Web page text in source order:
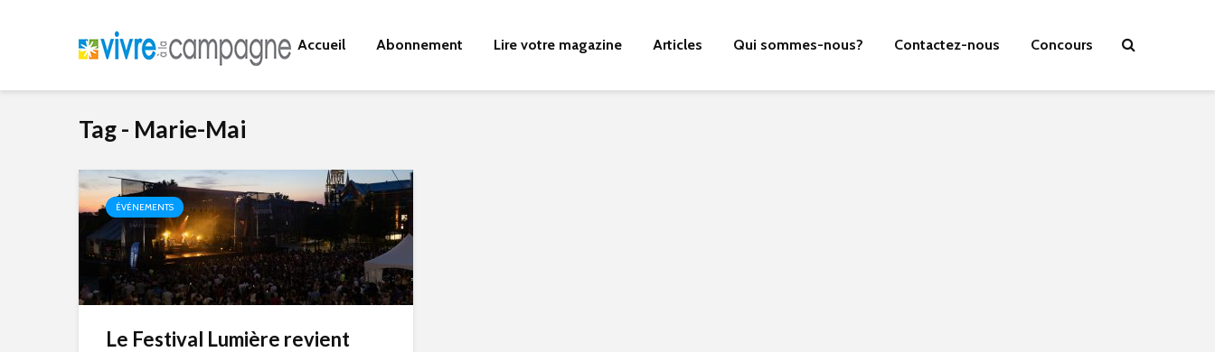
Accueil Abonnement Lire votre magazine Articles Qui sommes-nous? Contactez-nous Concours
Tag - Marie-Mai
ÉVÉNEMENTS
Le Festival Lumière revient